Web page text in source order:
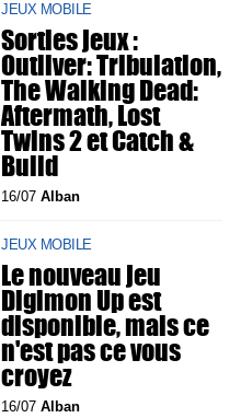
JEUX MOBILE
Sorties jeux :
Outliver: Tribulation,
The Walking Dead:
Aftermath, Lost
Twins 2 et Catch &
Build
16/07Alban
JEUX MOBILE
Le nouveau jeu
Digimon Up est
disponible, mais ce
n'est pas ce vous
croyez
16/07Alban